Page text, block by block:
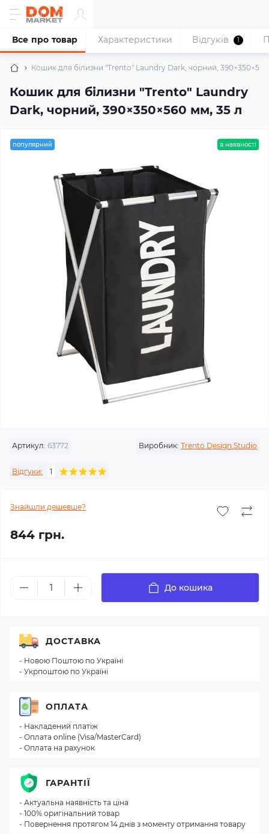
Кошик для білизни "Trento" Laundry Dark, чорний,
Кошик для білизни "Trento" Laundry
Dark, чорний, 390×350×560 мм, 35 л
Все про товар Характеристики Відгуків 1
популярний в наявності
Артикул: 63772 Виробник: Trento Design Studio
Відгуки: 1
Знайшли дешевше?
844 грн.
До кошика
ДОСТАВКА
- Новою Поштою по Україні
- Укрпоштою по Україні
ОПЛАТА
- Накладений платіж
- Оплата online (Visa/MasterCard)
- Оплата на рахунок
ГАРАНТІЇ
- Актуальна наявність та ціна
- 100% оригінальний товар
- Повернення протягом 14 днів з моменту отримання товару